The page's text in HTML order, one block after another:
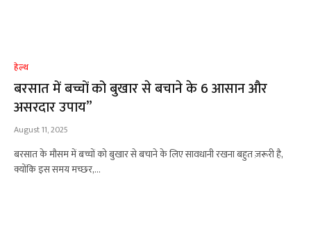
हेल्थ
बरसात में बच्चों को बुखार से बचाने के 6 आसान और
असरदार उपाय”
August 11, 2025
बरसात के मौसम में बच्चों को बुखार से बचाने के लिए सावधानी रखना बहुत ज़रूरी है,
क्योंकि इस समय मच्छर,…